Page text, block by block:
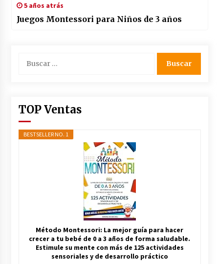
5 años atrás
Juegos Montessori para Niños de 3 años
TOP Ventas
BESTSELLER NO. 1
Método Montessori: La mejor guía para hacer
crecer a tu bebé de 0 a 3 años de forma saludable.
Estimule su mente con más de 125 actividades
sensoriales y de desarrollo práctico